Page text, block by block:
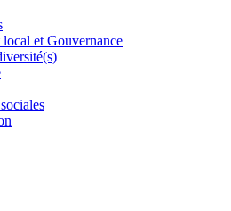
et Gouvernance